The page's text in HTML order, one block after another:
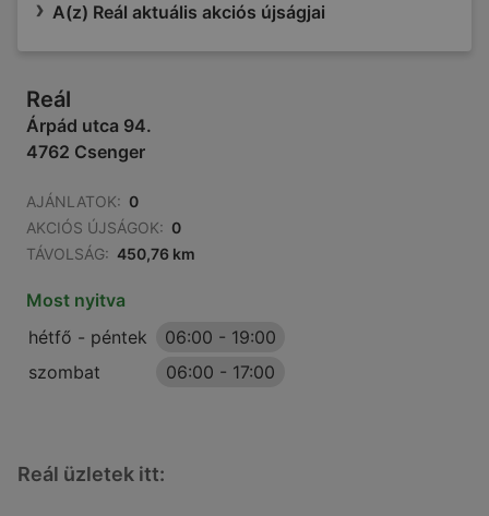
A(z) Reál aktuális akciós újságjai
Reál
Árpád utca 94.
4762 Csenger
AJÁNLATOK: 0
AKCIÓS ÚJSÁGOK: 0
TÁVOLSÁG: 450,76 km
Most nyitva
hétfő - péntek
06:00 - 19:00
szombat
06:00 - 17:00
Reál üzletek itt: